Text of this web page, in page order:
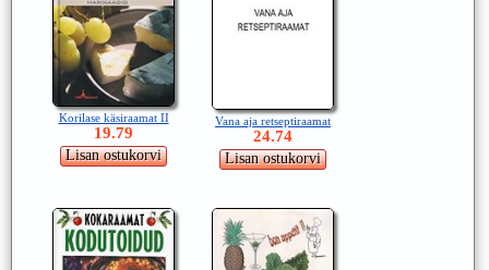
Korilase käsiraamat II
19.79
Vana aja retseptiraamat
24.74